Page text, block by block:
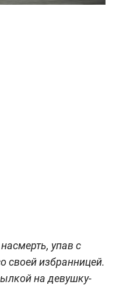
упав с
своей избранницей.
на девушку-